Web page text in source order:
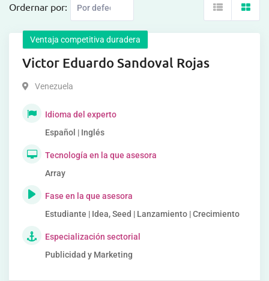
Ordernar por:
Ventaja competitiva duradera
Victor Eduardo Sandoval Rojas
Venezuela
Idioma del experto
Español | Inglés
Tecnología en la que asesora
Array
Fase en la que asesora
Estudiante | Idea, Seed | Lanzamiento | Crecimiento
Especialización sectorial
Publicidad y Marketing